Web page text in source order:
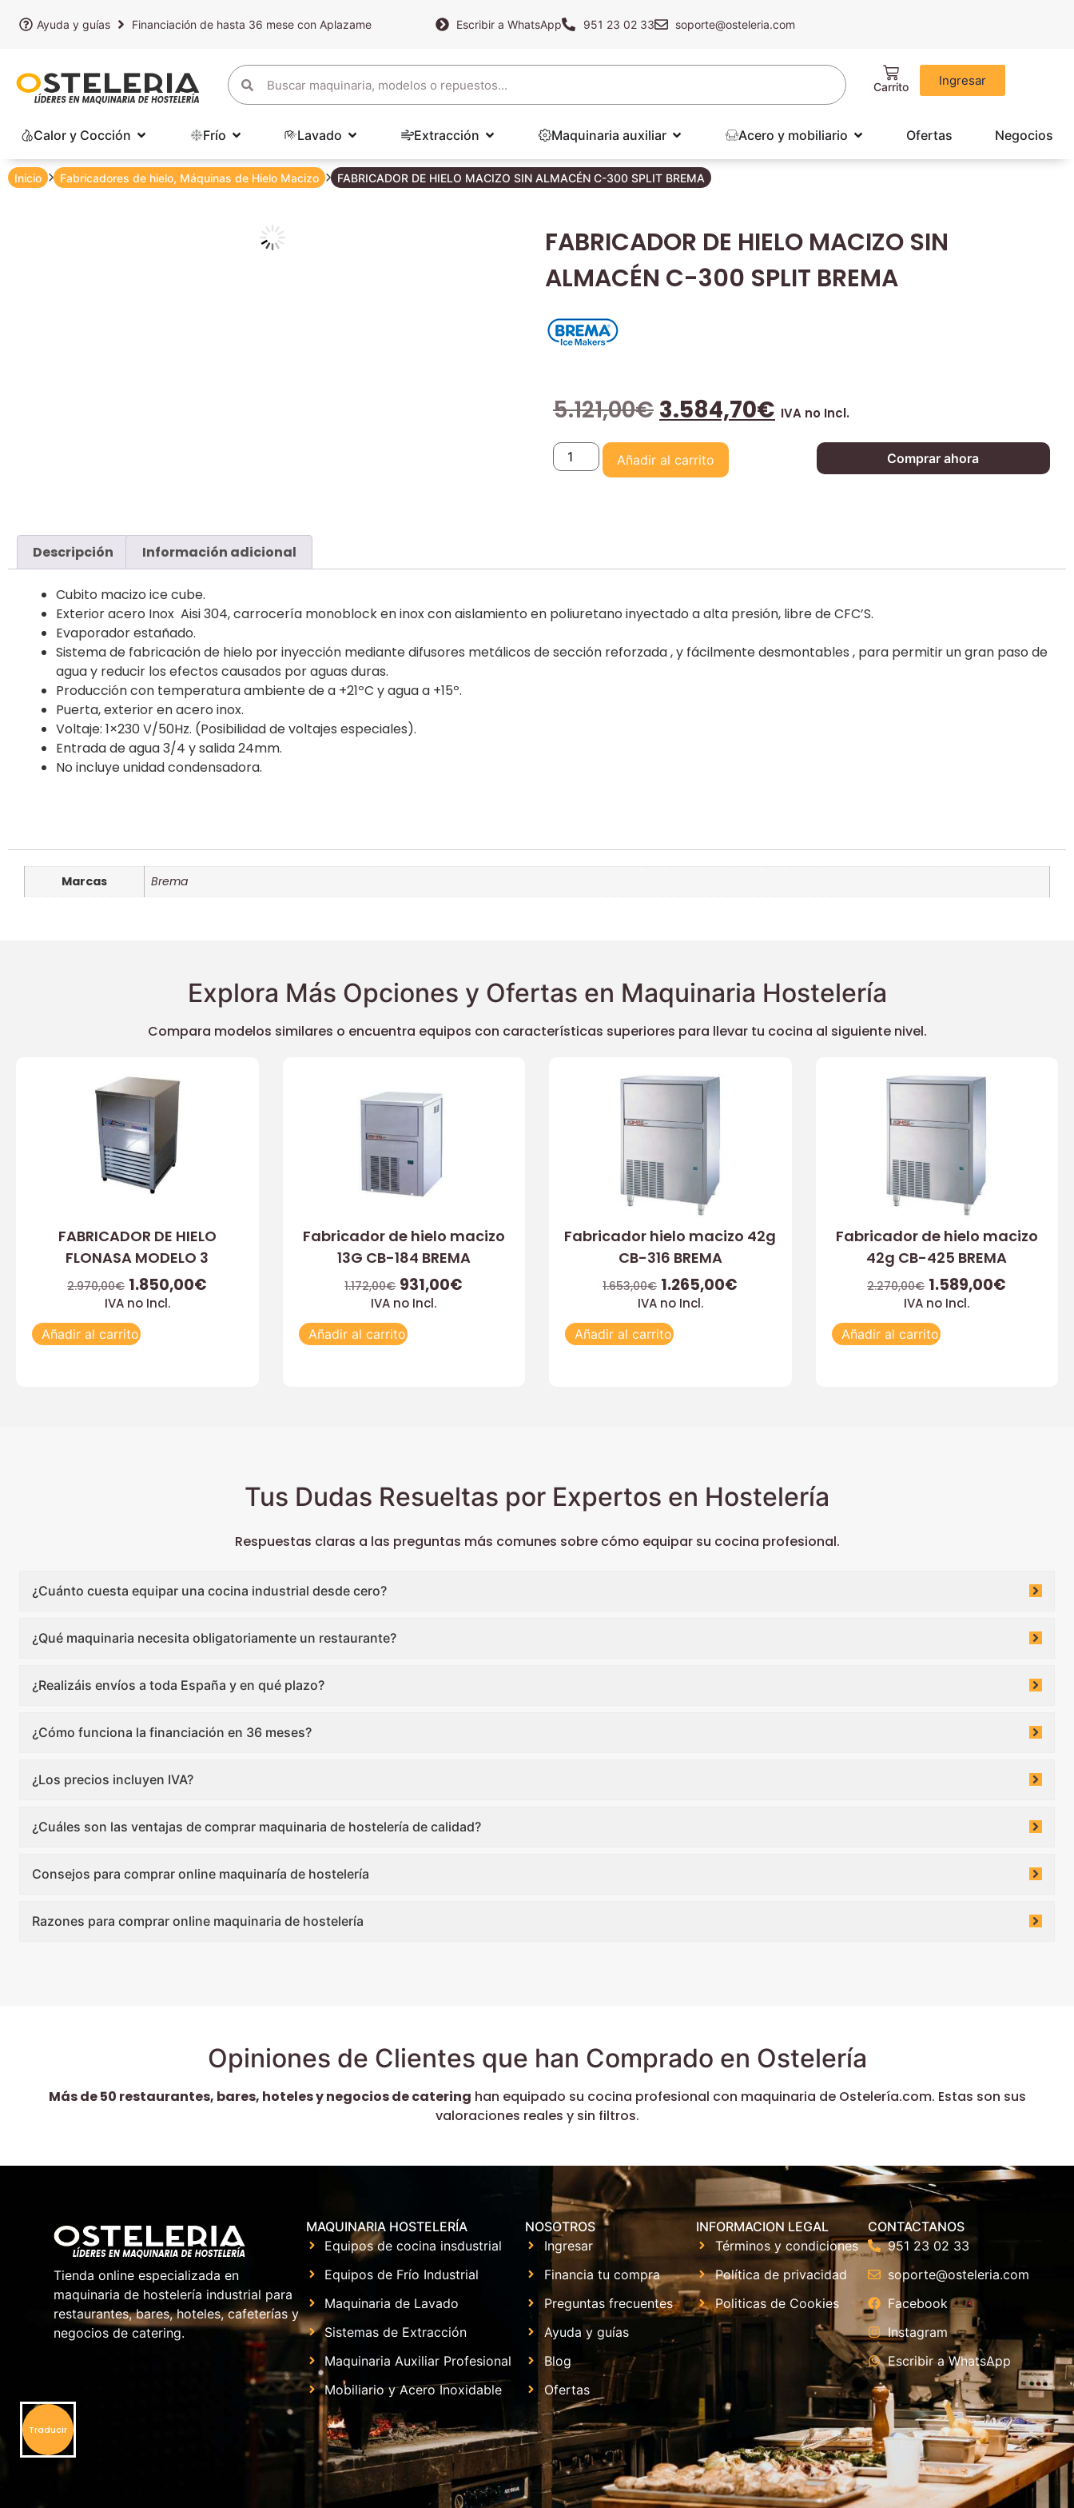
Ayuda y guías Financiación de hasta 36 mese con Aplazame Escribir a WhatsApp 951 23 02 33 soporte@osteleria.com
Ingresar
Calor y Cocción Frío Lavado Extracción Maquinaria auxiliar Acero y mobiliario Ofertas Negocios
Inicio Fabricadores de hielo, Máquinas de Hielo Macizo FABRICADOR DE HIELO MACIZO SIN ALMACÉN C-300 SPLIT BREMA
FABRICADOR DE HIELO MACIZO SIN
ALMACÉN C-300 SPLIT BREMA
5.121,00€ 3.584,70€ IVA no Incl.
Añadir al carrito Comprar ahora
Descripción Información adicional
Cubito macizo ice cube.
Exterior acero Inox Aisi 304, carrocería monoblock en inox con aislamiento en poliuretano inyectado a alta presión, libre de CFC’S.
Evaporador estañado.
Sistema de fabricación de hielo por inyección mediante difusores metálicos de sección reforzada , y fácilmente desmontables , para permitir un gran paso de
agua y reducir los efectos causados por aguas duras.
Producción con temperatura ambiente de a +21ºC y agua a +15º.
Puerta, exterior en acero inox.
Voltaje: 1×230 V/50Hz. (Posibilidad de voltajes especiales).
Entrada de agua 3/4 y salida 24mm.
No incluye unidad condensadora.
Marcas Brema
Explora Más Opciones y Ofertas en Maquinaria Hostelería
Compara modelos similares o encuentra equipos con características superiores para llevar tu cocina al siguiente nivel.
FABRICADOR DE HIELO
FLONASA MODELO 3
2.970,00€ 1.850,00€
IVA no Incl.
Añadir al carrito
Fabricador de hielo macizo
13G CB-184 BREMA
1.172,00€ 931,00€
IVA no Incl.
Añadir al carrito
Fabricador hielo macizo 42g
CB-316 BREMA
1.653,00€ 1.265,00€
IVA no Incl.
Añadir al carrito
Fabricador de hielo macizo
42g CB-425 BREMA
2.270,00€ 1.589,00€
IVA no Incl.
Añadir al carrito
Tus Dudas Resueltas por Expertos en Hostelería
Respuestas claras a las preguntas más comunes sobre cómo equipar su cocina profesional.
¿Cuánto cuesta equipar una cocina industrial desde cero?
¿Qué maquinaria necesita obligatoriamente un restaurante?
¿Realizáis envíos a toda España y en qué plazo?
¿Cómo funciona la financiación en 36 meses?
¿Los precios incluyen IVA?
¿Cuáles son las ventajas de comprar maquinaria de hostelería de calidad?
Consejos para comprar online maquinaría de hostelería
Razones para comprar online maquinaria de hostelería
Opiniones de Clientes que han Comprado en Ostelería
Más de 50 restaurantes, bares, hoteles y negocios de catering han equipado su cocina profesional con maquinaria de Ostelería.com. Estas son sus
valoraciones reales y sin filtros.
Tienda online especializada en
maquinaria de hostelería industrial para
restaurantes, bares, hoteles, cafeterías y
negocios de catering.
MAQUINARIA HOSTELERÍA
Equipos de cocina insdustrial
Equipos de Frío Industrial
Maquinaria de Lavado
Sistemas de Extracción
Maquinaria Auxiliar Profesional
Mobiliario y Acero Inoxidable
NOSOTROS
Ingresar
Financia tu compra
Preguntas frecuentes
Ayuda y guías
Blog
Ofertas
INFORMACION LEGAL
Términos y condiciones
Política de privacidad
Politicas de Cookies
CONTACTANOS
951 23 02 33
soporte@osteleria.com
Facebook
Instagram
Escribir a WhatsApp
Traducir